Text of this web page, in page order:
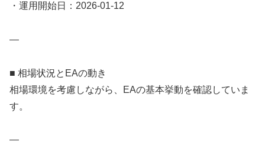
・運用開始日：2026-01-12
—
■ 相場状況とEAの動き
相場環境を考慮しながら、EAの基本挙動を確認していま
す。
—